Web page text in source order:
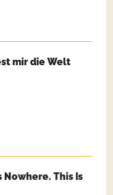
mir die Welt
Nowhere. This Is